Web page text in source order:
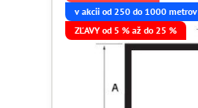
v akcii od 250 do 1000 metrov
ZĽAVY od 5 % až do 25 %